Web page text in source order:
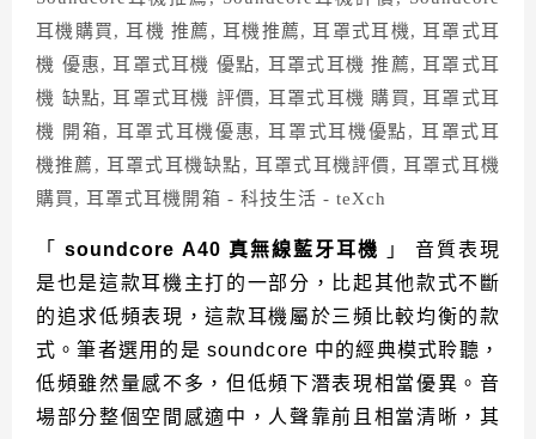
「soundcore A40 真無線藍牙耳機
」 音質表現
是也是這款耳機主打的一部分，比起其他款式不斷
的追求低頻表現，這款耳機屬於三頻比較均衡的款
式。筆者選用的是 soundcore 中的經典模式聆聽，
低頻雖然量感不多，但低頻下潛表現相當優異。 音
場部分整個空間感適中，人聲靠前且相當清晰，其